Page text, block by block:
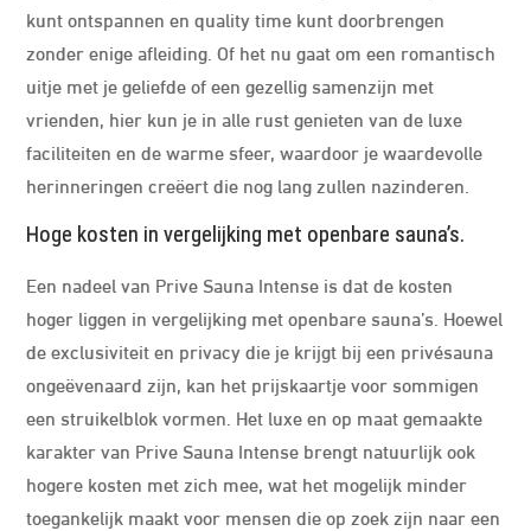
kunt ontspannen en quality time kunt doorbrengen
zonder enige afleiding. Of het nu gaat om een romantisch
uitje met je geliefde of een gezellig samenzijn met
vrienden, hier kun je in alle rust genieten van de luxe
faciliteiten en de warme sfeer, waardoor je waardevolle
herinneringen creëert die nog lang zullen nazinderen.
Hoge kosten in vergelijking met openbare sauna’s.
Een nadeel van Prive Sauna Intense is dat de kosten
hoger liggen in vergelijking met openbare sauna’s. Hoewel
de exclusiviteit en privacy die je krijgt bij een privésauna
ongeëvenaard zijn, kan het prijskaartje voor sommigen
een struikelblok vormen. Het luxe en op maat gemaakte
karakter van Prive Sauna Intense brengt natuurlijk ook
hogere kosten met zich mee, wat het mogelijk minder
toegankelijk maakt voor mensen die op zoek zijn naar een